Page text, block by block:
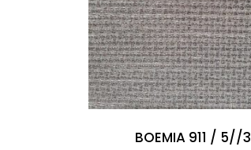
BOEMIA 911 / 5//3